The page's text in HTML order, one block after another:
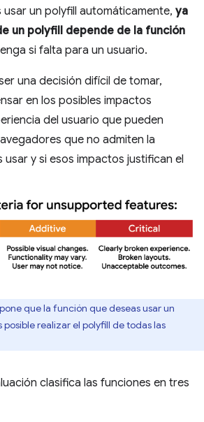
un polyfill automáticamente, ya
un polyfill depende de la función
si falta para un usuario.
una decisión difícil de tomar,
en los posibles impactos
del usuario que pueden
que no admiten la
y si esos impactos justifican el
que la función que deseas usar un
posible realizar el polyfill de todas las
clasifica las funciones en tres